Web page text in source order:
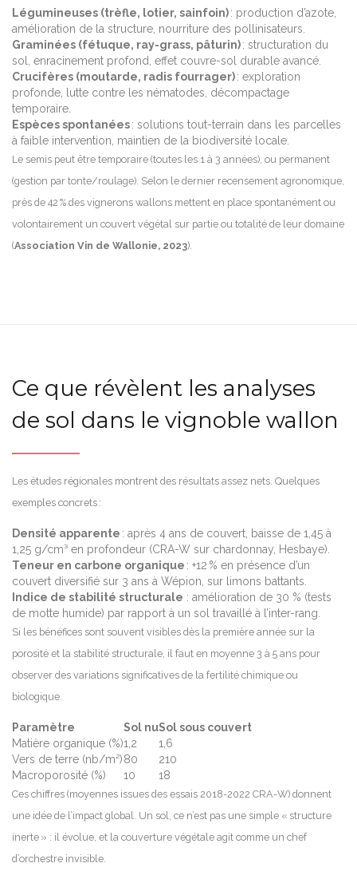
Légumineuses (trèfle, lotier, sainfoin): production d’azote,
amélioration de la structure, nourriture des pollinisateurs.
Graminées (fétuque, ray-grass, pâturin): structuration du
sol, enracinement profond, effet couvre-sol durable avancé.
Crucifères (moutarde, radis fourrager): exploration
profonde, lutte contre les nématodes, décompactage
temporaire.
Espèces spontanées: solutions tout-terrain dans les parcelles
à faible intervention, maintien de la biodiversité locale.
Le semis peut être temporaire (toutes les 1 à 3 années), ou permanent
(gestion par tonte/roulage). Selon le dernier recensement agronomique,
près de 42 % des vignerons wallons mettent en place spontanément ou
volontairement un couvert végétal sur partie ou totalité de leur domaine
(Association Vin de Wallonie, 2023).
Ce que révèlent les analyses
de sol dans le vignoble wallon
Les études régionales montrent des résultats assez nets. Quelques
exemples concrets :
Densité apparente : après 4 ans de couvert, baisse de 1,45 à
1,25 g/cm³ en profondeur (CRA-W sur chardonnay, Hesbaye).
Teneur en carbone organique : +12 % en présence d’un
couvert diversifié sur 3 ans à Wépion, sur limons battants.
Indice de stabilité structurale : amélioration de 30 % (tests
de motte humide) par rapport à un sol travaillé à l’inter-rang.
Si les bénéfices sont souvent visibles dès la première année sur la
porosité et la stabilité structurale, il faut en moyenne 3 à 5 ans pour
observer des variations significatives de la fertilité chimique ou
biologique.
Paramètre Sol nuSol sous couvert
Matière organique (%)1,2
1,6
Vers de terre (nb/m²)80
210
Macroporosité (%)
10 18
Ces chiffres (moyennes issues des essais 2018-2022 CRA-W) donnent
une idée de l’impact global. Un sol, ce n’est pas une simple « structure
inerte » : il évolue, et la couverture végétale agit comme un chef
d’orchestre invisible.